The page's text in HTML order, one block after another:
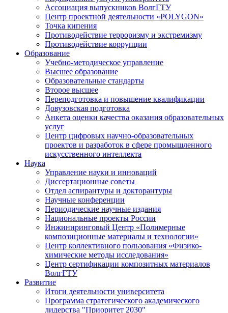
Ассоциация выпускников ВолгГТУ
Центр проектной деятельности «POLYGON»
Точка кипения
Противодействие терроризму и экстремизму
Противодействие коррупции
Образование
Учебно-методическое управление
Высшее образование
Образовательные стандарты
Второе высшее
Переподготовка и повышение квалификации
Довузовская подготовка
Анкета оценки качества оказания образовательных
услуг
Центр цифровых научно-образовательных
проектов и разработок в сфере промышленного
искусственного интеллекта
Наука
Управление науки и инноваций
Диссертационные советы
Отдел аспирантуры и докторантуры
Научные конференции
Периодические научные издания
Национальные проекты России
Инжиниринговый Центр «Полимерные
композиционные материалы и технологии»
Центр коллективного пользования «Физико-
химические методы исследования»
Центр сертификации композитных материалов
ВолгГТУ
Развитие
Итоги деятельности университета
Программа стратегического академического
лидерства "Приоритет 2030"